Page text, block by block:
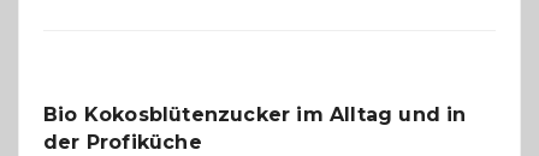
Gefahr
Bio Kokosblütenzucker im Alltag und in
der Profiküche